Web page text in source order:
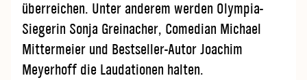
überreichen. Unter anderem werden Olympia-
Siegerin Sonja Greinacher, Comedian Michael
Mittermeier und Bestseller-Autor Joachim
Meyerhoff die Laudationen halten.